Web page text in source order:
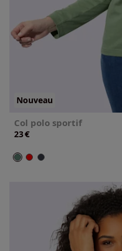
Nouveau
Col polo sportif
23€